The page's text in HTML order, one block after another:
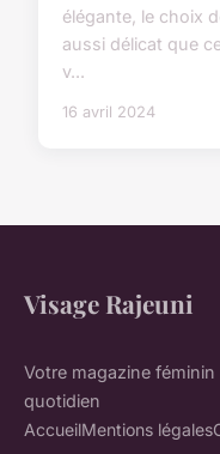
élégante, le choix
aussi délicat que
v...
16 avril 2024
Visage Rajeuni
Votre magazine
quotidien
AccueilMentions légales